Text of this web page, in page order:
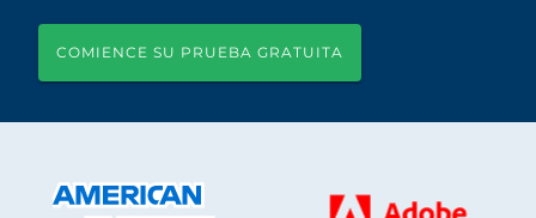
COMIENCE SU PRUEBA GRATUITA